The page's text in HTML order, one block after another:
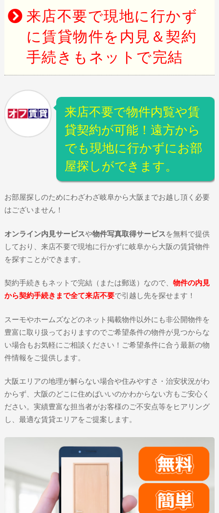
来店不要で現地に行かず
に賃貸物件を内見＆契約
手続きもネットで完結
来店不要で物件内覧や賃
貸契約が可能！遠方から
でも現地に行かずにお部
屋探しができます。
お部屋探しのためにわざわざ岐阜から大阪までお越し頂く必要
はございません！
オンライン内見サービスや物件写真取得サービスを無料で提供
しており、来店不要で現地に行かずに岐阜から大阪の賃貸物件
を探すことができます。
契約手続きもネットで完結（または郵送）なので、 物件の内見
から契約手続きまで全て来店不要で引越し先を探せます！
スーモやホームズなどのネット掲載物件以外にも非公開物件を
豊富に取り扱っておりますのでご希望条件の物件が見つからな
い場合もお気軽にご相談ください！ご希望条件に合う最新の物
件情報をご提供します。
大阪エリアの地理が解らない場合や住みやすさ・治安状況がわ
からず、大阪のどこに住めばいいのかわからない方もご安心く
ださい。実績豊富な担当者がお客様のご不安点等をヒアリング
し、最適な賃貸エリアをご提案します。